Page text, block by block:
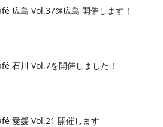
広島 Vol.37@広島 開催します！
石川 Vol.7を開催しました！
愛媛 Vol.21 開催します